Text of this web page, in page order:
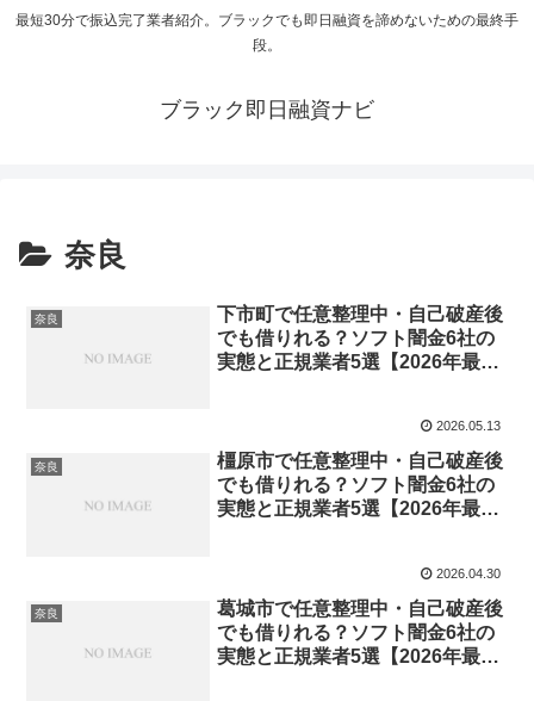
最短30分で振込完了業者紹介。ブラックでも即日融資を諦めないための最終手
段。
ブラック即日融資ナビ
奈良
奈良
下市町で任意整理中・自己破産後
でも借りれる？ソフト闇金6社の
実態と正規業者5選【2026年最
2026.05.13
奈良
橿原市で任意整理中・自己破産後
でも借りれる？ソフト闇金6社の
実態と正規業者5選【2026年最
2026.04.30
奈良
葛城市で任意整理中・自己破産後
でも借りれる？ソフト闇金6社の
実態と正規業者5選【2026年最